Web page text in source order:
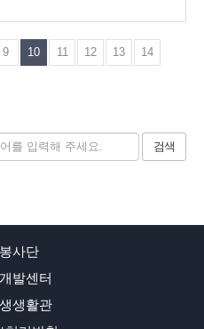
9 10 11 12 13
14
검색
사단
발센터
생활관